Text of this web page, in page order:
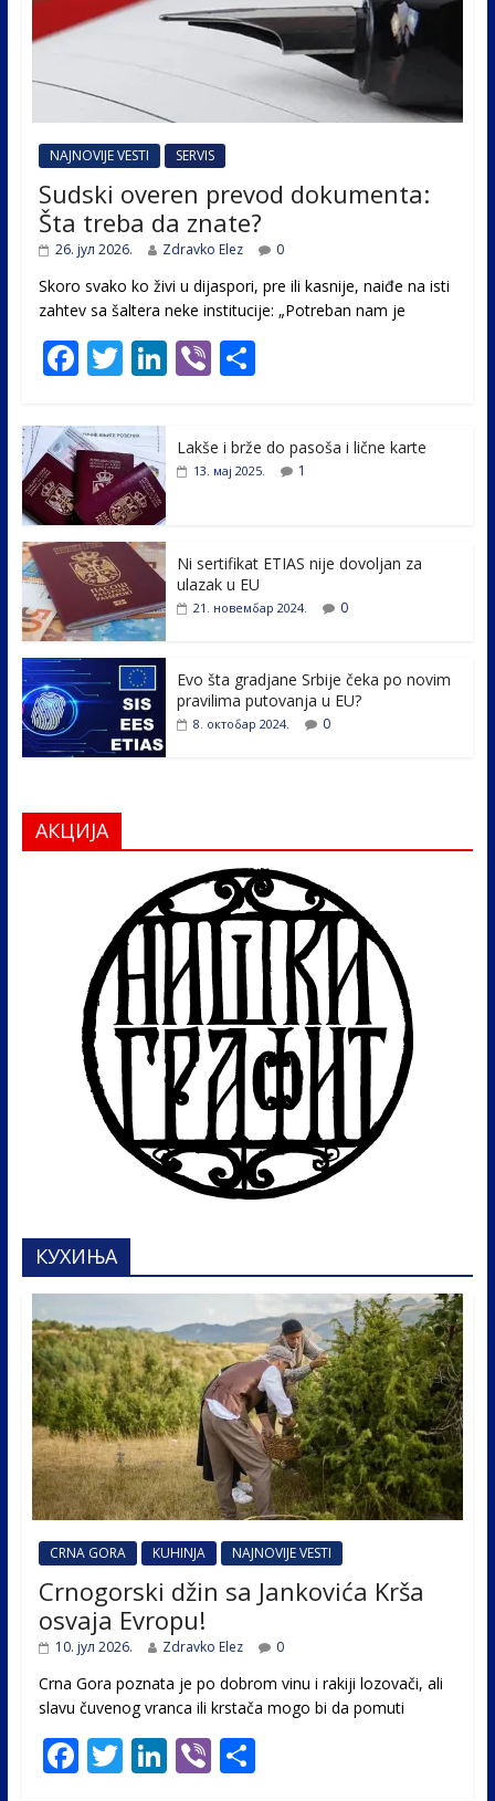
NAJNOVIJE VESTI SERVIS
Sudski overen prevod dokumenta:
Šta treba da znate?
26. јул 2026. Zdravko Elez 0
Skoro svako ko živi u dijaspori, pre ili kasnije, naiđe na isti
zahtev sa šaltera neke institucije: „Potreban nam je
F
e
b
o
o
k
T
itt
er
Li
e
Vi
er
S
ar
e
Lakše i brže do pasoša i lične karte
13. мај 2025. 1
Ni sertifikat ETIAS nije dovoljan za
ulazak u EU
21. новембар 2024. 0
Evo šta gradjane Srbije čeka po novim
pravilima putovanja u EU?
8. октобар 2024. 0
АКЦИЈА
КУХИЊА
CRNA GORA KUHINJA NAJNOVIJE VESTI
Crnogorski džin sa Jankovića Krša
osvaja Evropu!
10. јул 2026. Zdravko Elez 0
Crna Gora poznata je po dobrom vinu i rakiji lozovači, ali
slavu čuvenog vranca ili krstača mogo bi da pomuti
F T Li Vi S